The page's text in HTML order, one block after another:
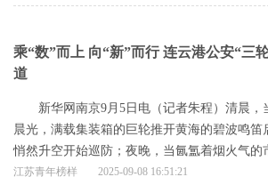
乘“数”而上 向“新”而行 连云港公安“三
道
新华网南京9月5日电（记者朱程）清晨，
晨光，满载集装箱的巨轮推开黄海的碧波鸣笛
悄然升空开始巡防；夜晚，当氤氲着烟火气的
江苏青年榜样 2025-09-08 16:51:21